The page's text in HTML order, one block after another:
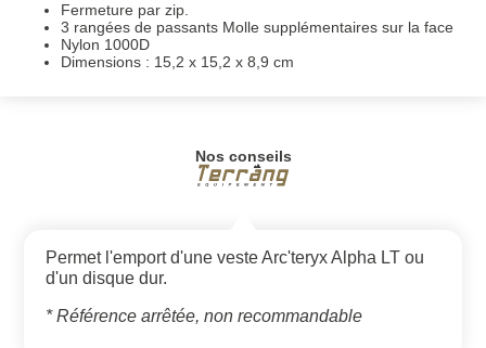
Fermeture par zip.
3 rangées de passants Molle supplémentaires sur la face
Nylon 1000D
Dimensions : 15,2 x 15,2 x 8,9 cm
Nos conseils
Permet l'emport d'une veste Arc'teryx Alpha LT ou
d'un disque dur.
* Référence arrêtée, non recommandable